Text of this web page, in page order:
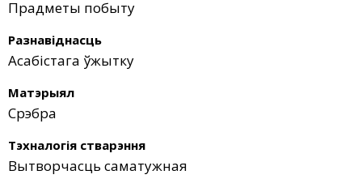
Прадметы побыту
Разнавіднасць
Асабістага ўжытку
Матэрыял
Срэбра
Тэхналогія стварэння
Вытворчасць саматужная